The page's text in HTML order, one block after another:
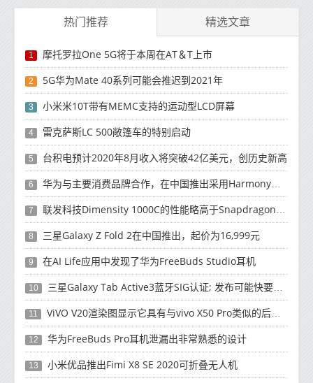
热门推荐 精选文章
1 摩托罗拉One 5G将于本周在AT＆T上市
2 5G华为Mate 40系列可能会推迟到2021年
3 小米米10T带有MEMC支持的运动型LCD屏幕
4 雷克萨斯LC 500敞篷车的特别启动
5 台积电预计2020年8月收入将突破42亿美元，创历史新高
6 华为与主要消费品牌合作，在中国推出采用HarmonyOS 2.0的智能家居产品
7 联发科技Dimensity 1000C的性能略高于Snapdragon 765G
8 三星Galaxy Z Fold 2在中国推出，起价为16,999元
9 在AI Life应用中发现了华为FreeBuds Studio耳机
10 三星Galaxy Tab Active3蓝牙SIG认证; 发布可能快要结束了
11 ViVO V20渲染图显示它具有与vivo X50 Pro类似的后部设计
12 华为FreeBuds Pro耳机泄漏出非常熟悉的设计
13 小米优品推出Fimi X8 SE 2020可折叠无人机